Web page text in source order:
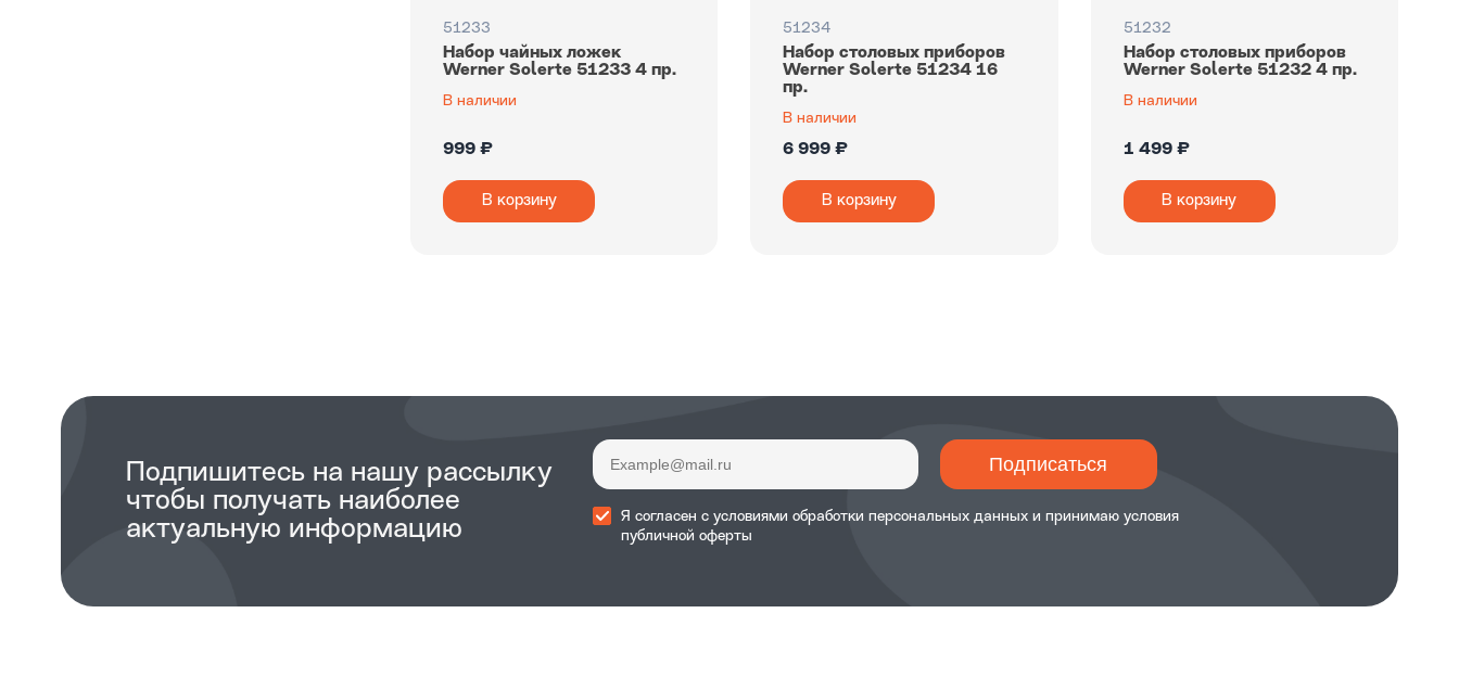
51233
Набор чайных ложек
Werner Solerte 51233 4 пр.
В наличии
999 ₽
В корзину
51234
Набор столовых приборов
Werner Solerte 51234 16
пр.
В наличии
6 999 ₽
В корзину
51232
Набор столовых приборов
Werner Solerte 51232 4 пр.
В наличии
1 499 ₽
В корзину
Подпишитесь на нашу рассылку
чтобы получать наиболее
актуальную информацию
Подписаться
Я согласен с условиями обработки персональных данных и принимаю условия
публичной оферты